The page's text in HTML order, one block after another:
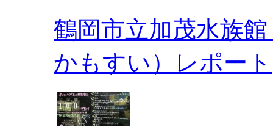
鶴岡市立加茂水族
かもすい）レポート